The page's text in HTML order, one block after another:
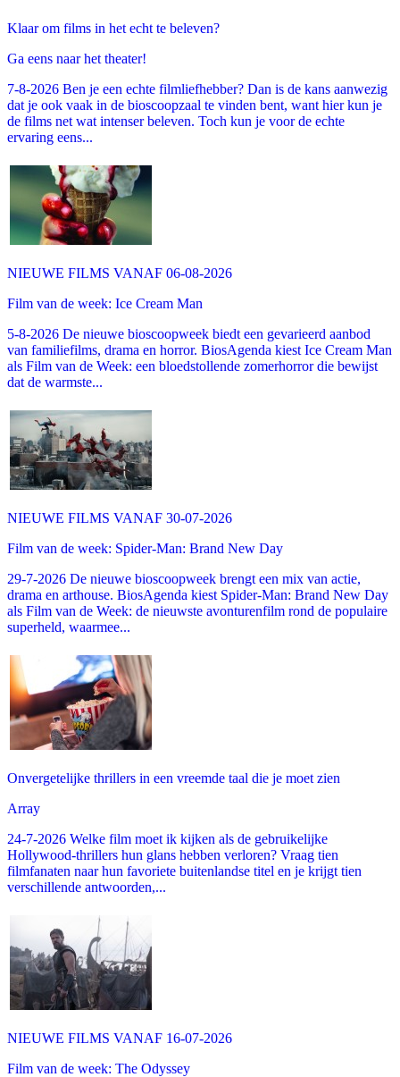
Klaar om films in het echt te beleven?
Ga eens naar het theater!
7-8-2026 Ben je een echte filmliefhebber? Dan is de kans aanwezig
dat je ook vaak in de bioscoopzaal te vinden bent, want hier kun je
de films net wat intenser beleven. Toch kun je voor de echte
ervaring eens...
NIEUWE FILMS VANAF 06-08-2026
Film van de week: Ice Cream Man
5-8-2026 De nieuwe bioscoopweek biedt een gevarieerd aanbod
van familiefilms, drama en horror. BiosAgenda kiest Ice Cream Man
als Film van de Week: een bloedstollende zomerhorror die bewijst
dat de warmste...
NIEUWE FILMS VANAF 30-07-2026
Film van de week: Spider-Man: Brand New Day
29-7-2026 De nieuwe bioscoopweek brengt een mix van actie,
drama en arthouse. BiosAgenda kiest Spider-Man: Brand New Day
als Film van de Week: de nieuwste avonturenfilm rond de populaire
superheld, waarmee...
Onvergetelijke thrillers in een vreemde taal die je moet zien
Array
24-7-2026 Welke film moet ik kijken als de gebruikelijke
Hollywood-thrillers hun glans hebben verloren? Vraag tien
filmfanaten naar hun favoriete buitenlandse titel en je krijgt tien
verschillende antwoorden,...
NIEUWE FILMS VANAF 16-07-2026
Film van de week: The Odyssey